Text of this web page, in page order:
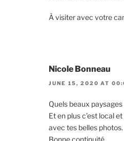
À visiter avec votre
Nicole Bonneau
JUNE 15, 2020 AT
Quels beaux paysages
Et en plus c’est local
avec tes belles photos.